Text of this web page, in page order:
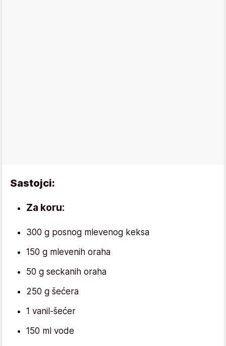
Sastojci:
Za koru:
300 g posnog mlevenog keksa
150 g mlevenih oraha
50 g seckanih oraha
250 g šećera
1 vanil-šećer
150 ml vode